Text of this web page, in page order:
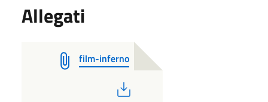
Allegati
film-inferno